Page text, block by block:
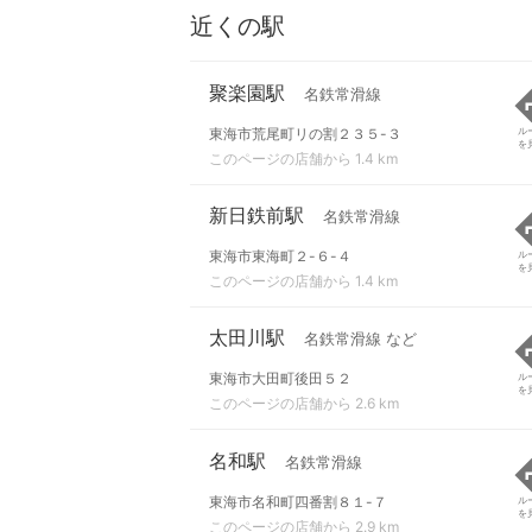
近くの駅
聚楽園駅 名鉄常滑線
東海市荒尾町リの割２３５-３
このページの店舗から 1.4 km
ル
を
新日鉄前駅 名鉄常滑線
東海市東海町２-６-４
このページの店舗から 1.4 km
ル
を
太田川駅 名鉄常滑線 など
東海市大田町後田５２
このページの店舗から 2.6 km
ル
を
名和駅 名鉄常滑線
東海市名和町四番割８１-７
このページの店舗から 2.9 km
ル
を